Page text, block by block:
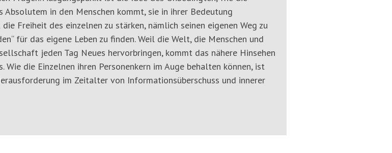
in den Menschen kommt, sie in ihrer Bedeutung
Freiheit des einzelnen zu stärken, nämlich seinen eigenen Weg zu
für das eigene Leben zu finden. Weil die Welt, die Menschen und
jeden Tag Neues hervorbringen, kommt das nähere Hinsehen
Wie die Einzelnen ihren Personenkern im Auge behalten können, ist
im Zeitalter von Informationsüberschuss und innerer